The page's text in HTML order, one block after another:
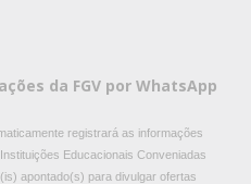
da FGV por WhatsApp
registrará as informações
Educacionais Conveniadas
apontado(s) para divulgar ofertas